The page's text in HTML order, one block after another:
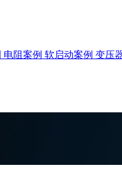
电阻案例 软启动案例 变压